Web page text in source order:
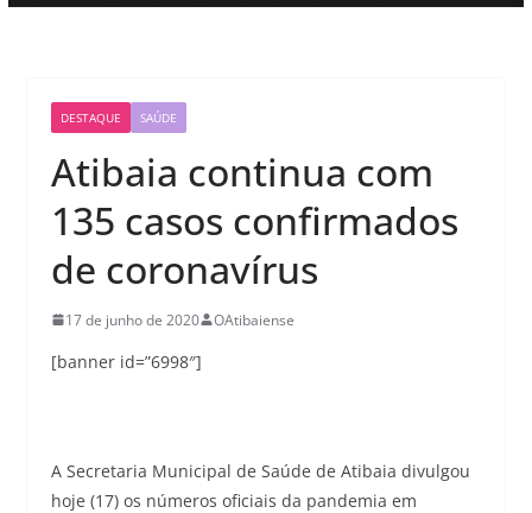
DESTAQUE SAÚDE
Atibaia continua com
135 casos confirmados
de coronavírus
17 de junho de 2020 OAtibaiense
[banner id=”6998″]
A Secretaria Municipal de Saúde de Atibaia divulgou
hoje (17) os números oficiais da pandemia em